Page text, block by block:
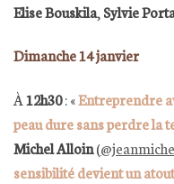
Elise Bouskila, Sylvie
Dimanche 14 janvier
À 12h30: «Entreprendre
peau dure sans perdre la
Michel Alloin(
sensibilité devient un atout